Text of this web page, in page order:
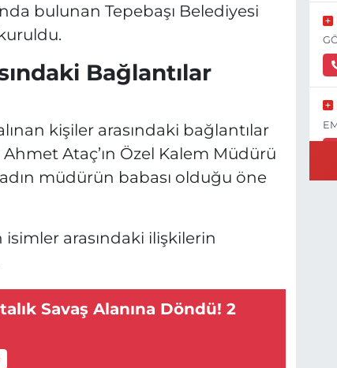
bulunan Tepebaşı Belediyesi
kuruldu.
Bağlantılar
kişiler arasındaki bağlantılar
Ataç’ın Özel Kalem Müdürü
müdürün babası olduğu öne
arasındaki ilişkilerin
Savaş Alanına Döndü! 2